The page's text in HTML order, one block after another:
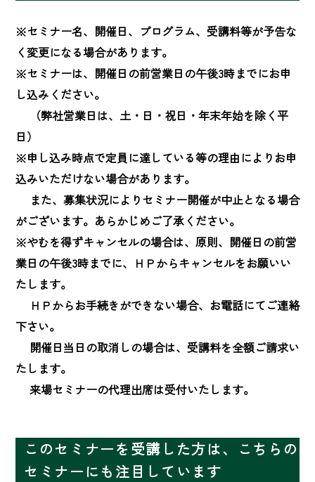
※セミナー名、開催日、プログラム、受講料等が予告な
く変更になる場合があります。
※セミナーは、開催日の前営業日の午後3時までにお申
し込みください。
（弊社営業日は、土・日・祝日・年末年始を除く平
日）
※申し込み時点で定員に達している等の理由によりお申
込みいただけない場合があります。
また、募集状況によりセミナー開催が中止となる場合
がございます。あらかじめご了承ください。
※やむを得ずキャンセルの場合は、原則、開催日の前営
業日の午後3時までに、ＨＰからキャンセルをお願いい
たします。
ＨＰからお手続きができない場合、お電話にてご連絡
下さい。
開催日当日の取消しの場合は、受講料を全額ご請求い
たします。
来場セミナーの代理出席は受付いたします。
このセミナーを受講した方は、こちらの
セミナーにも注目しています